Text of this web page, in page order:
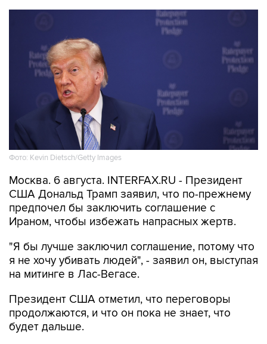
Фото: Kevin Dietsch/Getty Images
Москва. 6 августа. INTERFAX.RU - Президент
США Дональд Трамп заявил, что по-прежнему
предпочел бы заключить соглашение с
Ираном, чтобы избежать напрасных жертв.
"Я бы лучше заключил соглашение, потому что
я не хочу убивать людей", - заявил он, выступая
на митинге в Лас-Вегасе.
Президент США отметил, что переговоры
продолжаются, и что он пока не знает, что
будет дальше.